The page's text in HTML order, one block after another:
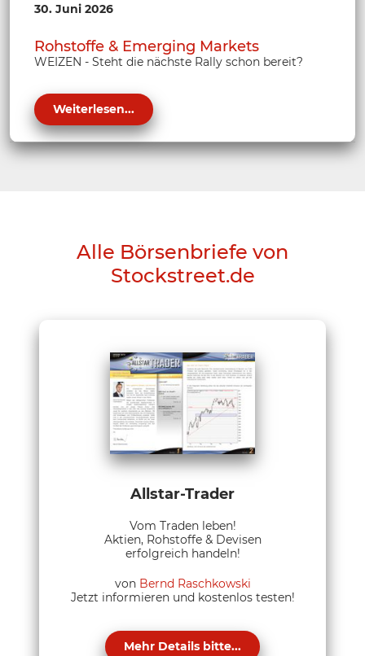
30. Juni 2026
Rohstoffe & Emerging Markets
WEIZEN - Steht die nächste Rally schon bereit?
Weiterlesen...
Alle Börsenbriefe von
Stockstreet.de
Allstar-Trader
Vom Traden leben!
Aktien, Rohstoffe & Devisen
erfolgreich handeln!
von Bernd Raschkowski
Jetzt informieren und kostenlos testen!
Mehr Details bitte...